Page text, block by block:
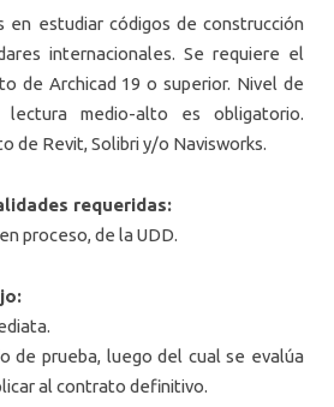
en estudiar códigos de construcción
internacionales. Se requiere el
de Archicad 19 o superior. Nivel de
medio-alto es obligatorio.
de Revit, Solibri y/o Navisworks.
requeridas:
proceso, de la UDD.
de prueba, luego del cual se evalúa
al contrato definitivo.